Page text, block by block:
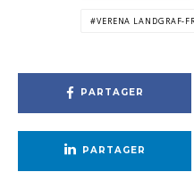
VERENA LANDGRAF-
PARTAGER
PARTAGER